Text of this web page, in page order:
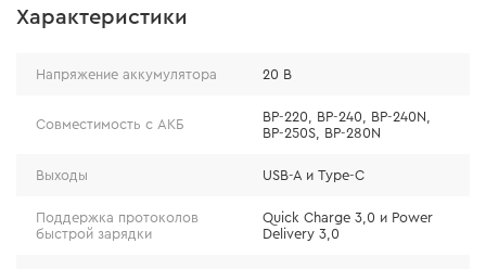
Мощные выходы для быстрой
Type-C (до 20 Вт)
Delivery 3.0
5V / 3A
9V / 2A
Характеристики
Напряжение аккумулятора 20 В
Совместимость с АКБ
BP-220, BP-240, BP-240N,
BP-250S, BP-280N
Выходы USB-A и Type-C
Поддержка протоколов
быстрой зарядки
Quick Charge 3,0 и Power
Delivery 3,0